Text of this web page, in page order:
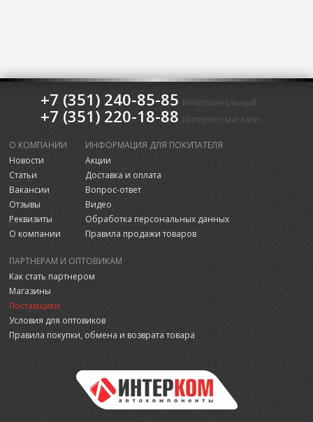
+7 (351) 240-85-85 Многоканальный
+7 (351) 220-18-88 Интернет-магазин
О КОМПАНИИ
Новости
Статьи
Вакансии
Отзывы
Реквизиты
О компании
ИНФОРМАЦИЯ ДЛЯ ПОКУПАТЕЛЯ
Акции
Доставка и оплата
Вопрос-ответ
Видео
Обработка персональных данных
Правила продажи товаров
ПАРТНЕРАМ И ОПТОВИКАМ
Как стать партнером
Магазины
Поставщики
Условия для оптовиков
Правила покупки, обмена и возврата товара